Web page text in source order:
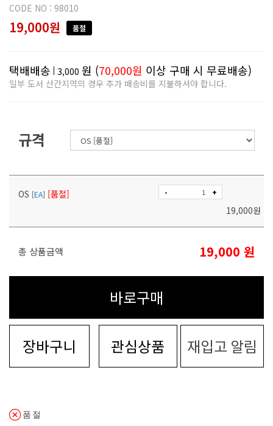
CODE NO : 98010
19,000원 품절
택배배송 3,000 원 (70,000원 이상 구매 시 무료배송)
일부 도서 산간지역의 경우 추가 배송비를 지불하셔야 합니다.
규격
OS [EA] [품절] - +
19,000원
총 상품금액 19,000 원
바로구매
장바구니 관심상품 재입고 알림
품절